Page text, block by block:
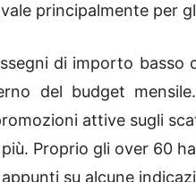
principalmente per
di importo
del budget
attive sugli
più. Proprio gli over 60
su alcune